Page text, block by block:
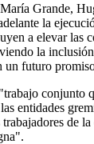
Grande,
la
a elevar las
la
un futuro
conjunto
entidades
de